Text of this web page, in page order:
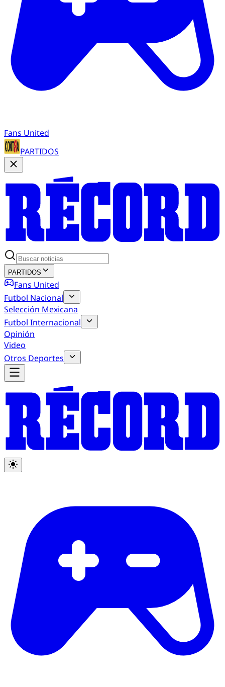
Fans United
PARTIDOS
PARTIDOS
Fans United
Futbol Nacional
Selección Mexicana
Futbol Internacional
Opinión
Video
Otros Deportes